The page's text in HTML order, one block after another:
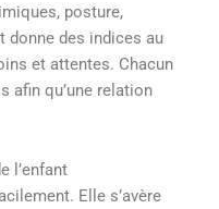
posture,
donne des indices au
et attentes. Chacun
afin qu’une relation
l’enfant
Elle s’avère